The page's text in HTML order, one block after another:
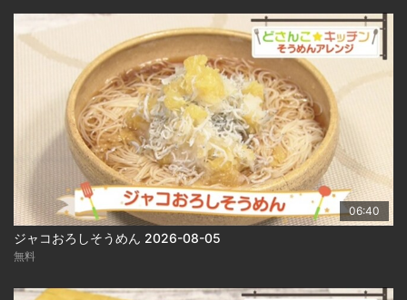
06:40
ジャコおろしそうめん 2026-08-05
無料